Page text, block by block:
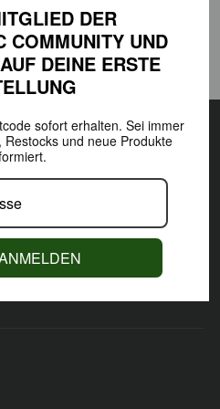
bYo® Base - Premium Yogablock
Bundle (2 Stück)
€35,00
DER
COMMUNITY UND
DEINE ERSTE
sofort erhalten. Sei immer
Restocks und neue Produkte